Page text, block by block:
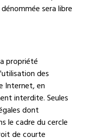
sera libre
propriété
des
Internet, en
interdite. Seules
dont
le cadre du cercle
de courte